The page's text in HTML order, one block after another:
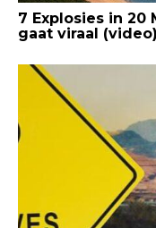
7 Explosies in 20
gaat viraal (video)